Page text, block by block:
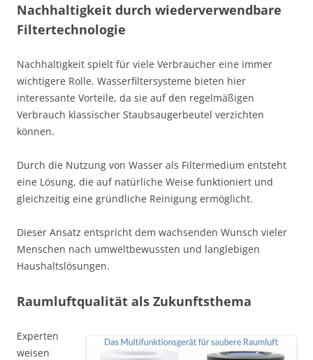
Nachhaltigkeit durch wiederverwendbare
Filtertechnologie
Nachhaltigkeit spielt für viele Verbraucher eine immer
wichtigere Rolle. Wasserfiltersysteme bieten hier
interessante Vorteile, da sie auf den regelmäßigen
Verbrauch klassischer Staubsaugerbeutel verzichten
können.
Durch die Nutzung von Wasser als Filtermedium entsteht
eine Lösung, die auf natürliche Weise funktioniert und
gleichzeitig eine gründliche Reinigung ermöglicht.
Dieser Ansatz entspricht dem wachsenden Wunsch vieler
Menschen nach umweltbewussten und langlebigen
Haushaltslösungen.
Raumluftqualität als Zukunftsthema
Experten
weisen